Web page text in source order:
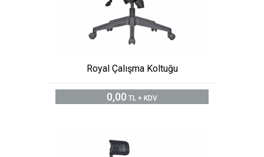
Royal Çalışma Koltuğu
0,00 TL + KDV